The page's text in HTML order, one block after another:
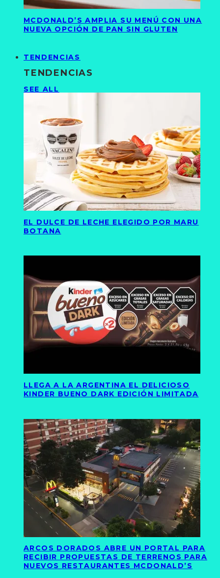
MCDONALD’S AMPLIA SU MENÚ CON UNA
NUEVA OPCIÓN DE PAN SIN GLUTEN
TENDENCIAS
TENDENCIAS
SEE ALL
EL DULCE DE LECHE ELEGIDO POR MARU
BOTANA
LLEGA A LA ARGENTINA EL DELICIOSO
KINDER BUENO DARK EDICIÓN LIMITADA
ARCOS DORADOS ABRE UN PORTAL PARA
RECIBIR PROPUESTAS DE TERRENOS PARA
NUEVOS RESTAURANTES MCDONALD’S